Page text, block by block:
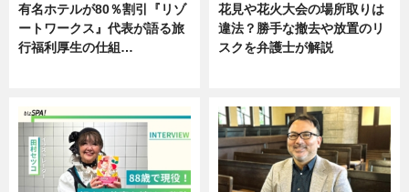
有名ホテルが80％割引『リゾ
ートワークス』代表が語る旅
行福利厚生の仕組…
花見や花火大会の場所取りは
違法？勝手な撤去や放置のリ
スクを弁護士が解説